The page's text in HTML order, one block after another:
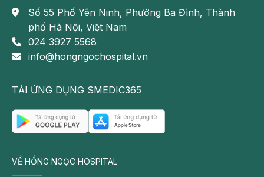
hoàn thành.
Tuần 22: buồng trứng đã hoàn toàn hình thành và di
chuyển từ bụng đến xương chậu. Lúc này buồng trứng
chứa khoảng 7 triệu quả trứng và sẽ giảm xuống còn 2
Số 55 Phố Yên Ninh, Phường Ba Đình, Thành
phố Hà Nội, Việt Nam
024 3927 5568
info@hongngochospital.vn
TẢI ỨNG DỤNG SMEDIC365
VỀ HỒNG NGỌC HOSPITAL